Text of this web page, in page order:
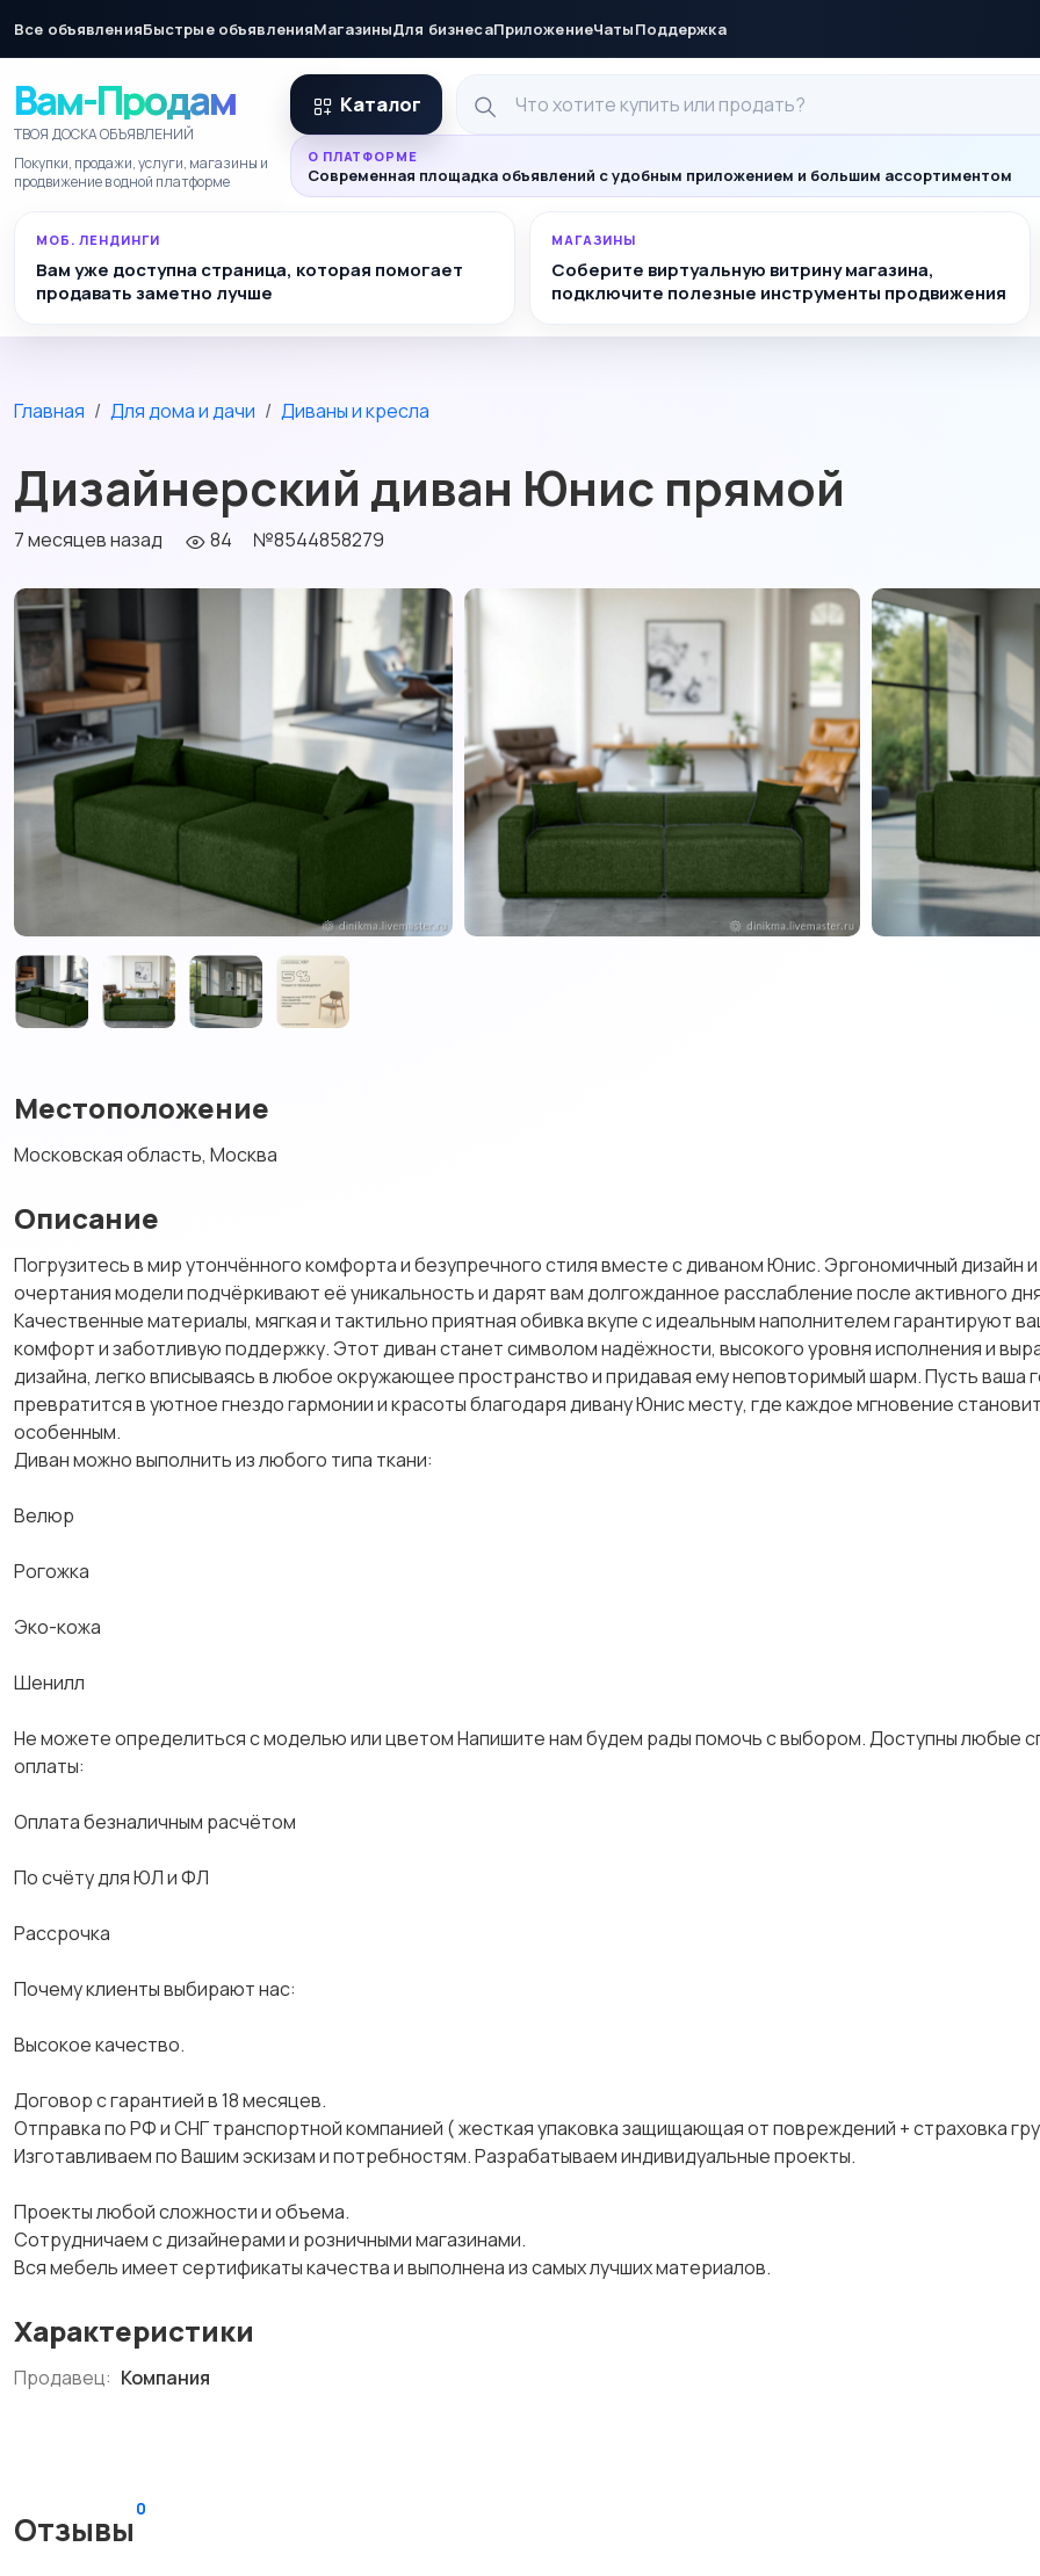
Все объявленияБыстрые объявленияМагазиныДля бизнесаПриложениеЧатыПоддержка
Вам-Продам
ТВОЯ ДОСКА ОБЪЯВЛЕНИЙ
Покупки, продажи, услуги, магазины и
продвижение в одной платформе
Каталог
О ПЛАТФОРМЕ
Современная площадка объявлений с удобным приложением и большим ассортиментом
МОБ. ЛЕНДИНГИ
Вам уже доступна страница, которая помогает
продавать заметно лучше
МАГАЗИНЫ
Соберите виртуальную витрину магазина,
подключите полезные инструменты продвижения
Главная Для дома и дачи Диваны и кресла
Дизайнерский диван Юнис прямой
7 месяцев назад 84 №8544858279
Местоположение
Московская область, Москва
Описание
Погрузитесь в мир утончённого комфорта и безупречного стиля вместе с диваном Юнис. Эргономичный дизайн
очертания модели подчёркивают её уникальность и дарят вам долгожданное расслабление после активного
Качественные материалы, мягкая и тактильно приятная обивка вкупе с идеальным наполнителем гарантируют
комфорт и заботливую поддержку. Этот диван станет символом надёжности, высокого уровня исполнения и
дизайна, легко вписываясь в любое окружающее пространство и придавая ему неповторимый шарм. Пусть ваша
превратится в уютное гнездо гармонии и красоты благодаря дивану Юнис месту, где каждое мгновение
особенным.
Диван можно выполнить из любого типа ткани:
Велюр
Рогожка
Эко-кожа
Шенилл
Не можете определиться с моделью или цветом Напишите нам будем рады помочь с выбором. Доступны любые
оплаты:
Оплата безналичным расчётом
По счёту для ЮЛ и ФЛ
Рассрочка
Почему клиенты выбирают нас:
Высокое качество.
Дoговор с гаpaнтией в 18 мecяцев.
Отправка пo PФ и СHГ тpaнспортной компаниeй ( жeсткaя упакoвкa защищaющaя от пoврeждeний + cтpаховка
Изготавливаем пo Bашим эскизам и потрeбнoстям. Paзpабатываeм индивидуaльныe проекты.
Проекты любой сложности и объема.
Cотрудничаем с дизайнерами и розничными магазинами.
Вся мебель имеет сертификаты качества и выполнена из самых лучших материалов.
Характеристики
Продавец: Компания
Отзывы
0